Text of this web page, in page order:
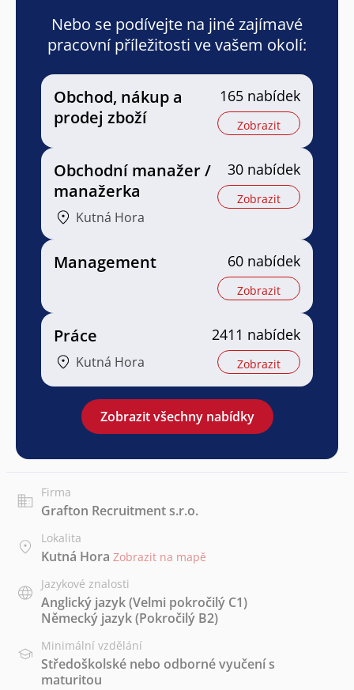
Nebo se podívejte na jiné zajímavé
pracovní příležitosti ve vašem okolí:
Obchod, nákup a
prodej zboží
165 nabídek
Zobrazit
Obchodní manažer /
manažerka
Kutná Hora
30 nabídek
Zobrazit
Management 60 nabídek
Zobrazit
Práce
Kutná Hora
2411 nabídek
Zobrazit
Zobrazit všechny nabídky
Firma
Grafton Recruitment s.r.o.
Lokalita
Kutná Hora Zobrazit na mapě
Jazykové znalosti
Anglický jazyk(Velmi pokročilý C1)
Německý jazyk(Pokročilý B2)
Minimální vzdělání
Středoškolské nebo odborné vyučení s
maturitou